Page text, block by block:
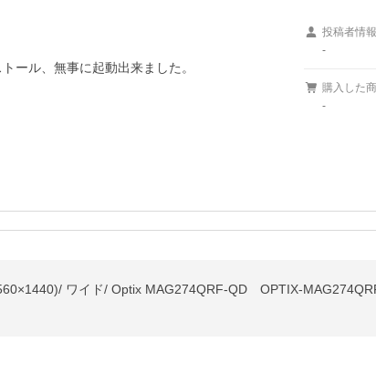
ール、無事に起動出来ました。
投稿者情報
-
購入した
-
ワイド/ Optix MAG274QRF-QD OPTIX-